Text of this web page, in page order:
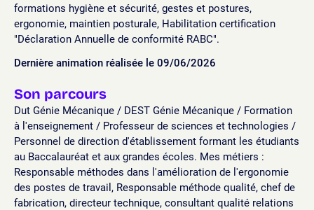
formations hygiène et sécurité, gestes et postures,
ergonomie, maintien posturale, Habilitation certification
"Déclaration Annuelle de conformité RABC".
Dernière animation réalisée le 09/06/2026
Son parcours
Dut Génie Mécanique / DEST Génie Mécanique / Formation
à l'enseignement / Professeur de sciences et technologies /
Personnel de direction d'établissement formant les étudiants
au Baccalauréat et aux grandes écoles. Mes métiers :
Responsable méthodes dans l'amélioration de l'ergonomie
des postes de travail, Responsable méthode qualité, chef de
fabrication, directeur technique, consultant qualité relations